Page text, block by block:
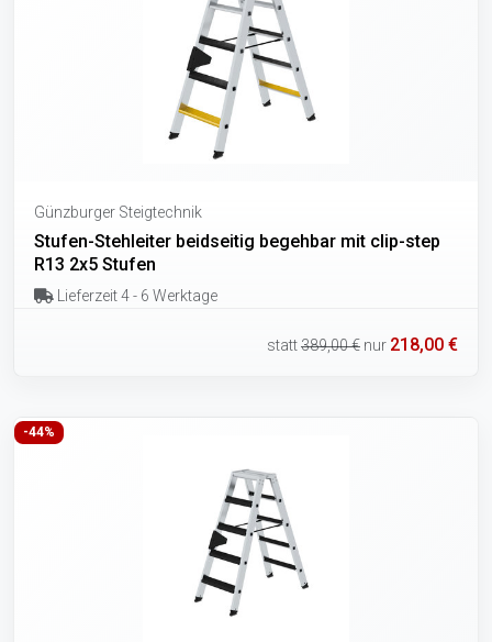
Günzburger Steigtechnik
Stufen-Stehleiter beidseitig begehbar mit clip-step
R13 2x5 Stufen
Lieferzeit 4 - 6 Werktage
statt389,00 € nur 218,00 €
-44%